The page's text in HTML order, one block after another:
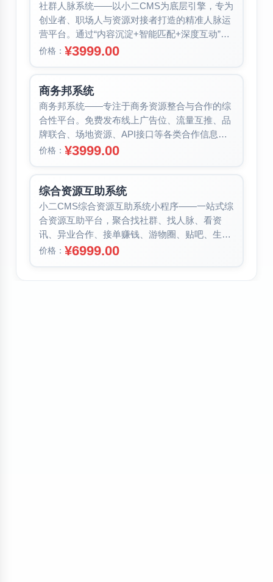
社群人脉系统——以小二CMS为底层引擎，专为
创业者、职场人与资源对接者打造的精准人脉运
营平台。通过“内容沉淀+智能匹配+深度互动”闭
环设计，让每一次连接都有温度...
价格： ¥3999.00
商务邦系统
商务邦系统——专注于商务资源整合与合作的综
合性平台。免费发布线上广告位、流量互推、品
牌联合、场地资源、API接口等各类合作信息，
快速查找推广甲方需求与渠道资源。...
价格： ¥3999.00
综合资源互助系统
小二CMS综合资源互助系统小程序——一站式综
合资源互助平台，聚合找社群、找人脉、看资
讯、异业合作、接单赚钱、游物圈、贴吧、生活
记账、借款记账、生活工具、自助建站...
价格： ¥6999.00